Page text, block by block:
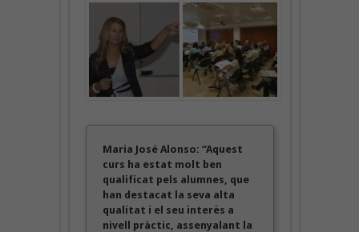
Maria José Alonso: “Aquest
curs ha estat molt ben
qualificat pels alumnes, que
han destacat la seva alta
qualitat i el seu interès a
nivell pràctic, assenyalant la